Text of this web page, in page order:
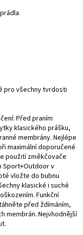
pro všechny tvrdosti
Před praním
klasického prášku,
membrány. Nejlépe
maximální doporučené
použití změkčovače
Sport+Outdoor v
vložte do bubnu
klasické i suché
Funkční
před ždímáním,
membrán. Nejvhodnější